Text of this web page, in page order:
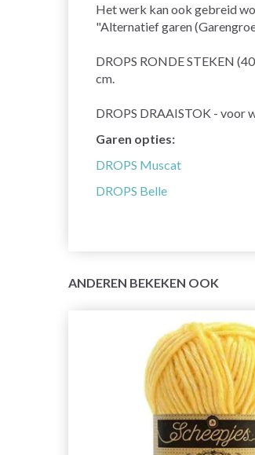
Het werk kan ook gebreid
"Alternatief garen
DROPS RONDE STEKEN
cm.
DROPS DRAAISTOK - voor
Garen opties:
DROPS Muscat
DROPS Belle
ANDEREN BEKEKEN OOK